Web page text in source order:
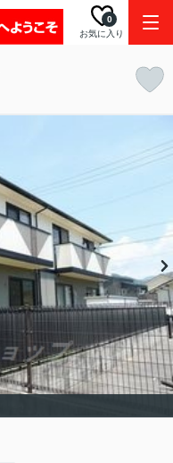
お気に入り
0